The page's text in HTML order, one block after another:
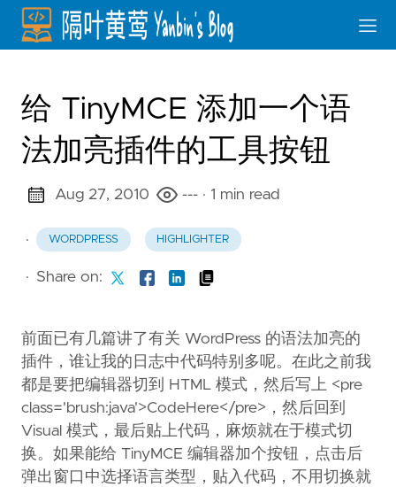
给 TinyMCE 添加一个语
法加亮插件的工具按钮
Aug 27, 2010 --- · 1 min read
· WORDPRESS HIGHLIGHTER
· Share on:
前面已有几篇讲了有关 WordPress 的语法加亮的
插件，谁让我的日志中代码特别多呢。在此之前我
都是要把编辑器切到 HTML 模式，然后写上 <pre
class='brush:java'>CodeHere</pre>，然后回到
Visual 模式，最后贴上代码，麻烦就在于模式切
换。如果能给 TinyMCE 编辑器加个按钮，点击后
弹出窗口中选择语言类型，贴入代码，不用切换就